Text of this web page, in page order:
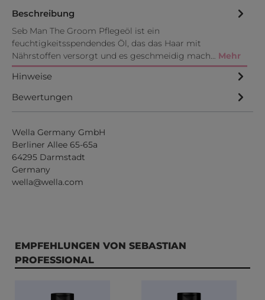
Beschreibung
Seb Man The Groom Pflegeöl ist ein
feuchtigkeitsspendendes Öl, das das Haar mit
Nährstoffen versorgt und es geschmeidig mach… Mehr
Hinweise
Bewertungen
Wella Germany GmbH
Berliner Allee 65-65a
64295 Darmstadt
Germany
wella@wella.com
Produktgalerie überspringen
EMPFEHLUNGEN VON SEBASTIAN
PROFESSIONAL